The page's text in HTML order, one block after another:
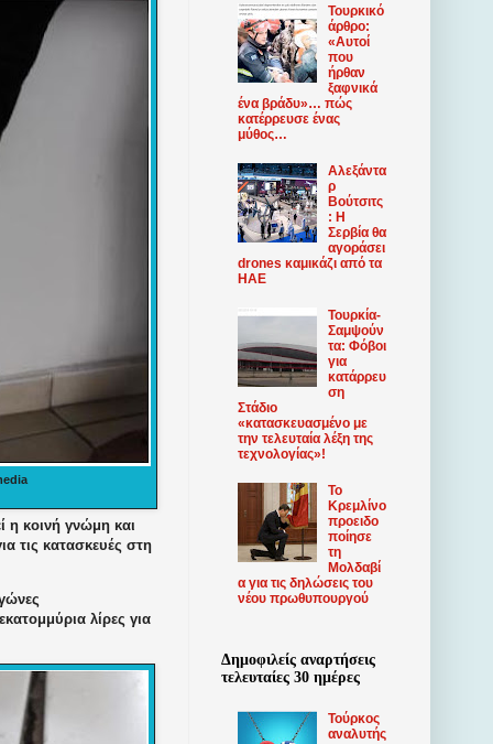
η κοινή γνώμη και
τις κατασκευές στη
λίρες για
Τουρκικό
άρθρο:
«Αυτοί
που
ήρθαν
ξαφνικά
ένα βράδυ»… πώς
κατέρρευσε ένας
μύθος…
Αλεξάντα
ρ
Βούτσιτς
: Η
Σερβία θα
αγοράσει
drones καμικάζι από τα
ΗΑΕ
Τουρκία-
Σαμψούν
τα: Φόβοι
για
κατάρρευ
ση
Στάδιο
«κατασκευασμένο με
την τελευταία λέξη της
τεχνολογίας»!
Το
Κρεμλίνο
προειδο
ποίησε
τη
Μολδαβί
α για τις δηλώσεις του
νέου πρωθυπουργού
Δημοφιλείς αναρτήσεις
τελευταίες 30 ημέρες
Τούρκος
αναλυτής